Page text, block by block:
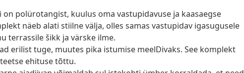
on polürotangist, kuulus oma vastupidavuse ja kaasaegse
näeb alati stiilne välja, olles samas vastupidav igasugusele
terrassile šikk ja värske ilme.
erilist tuge, muutes pika istumise meelDivaks. See komplekt
ehituse tõttu.